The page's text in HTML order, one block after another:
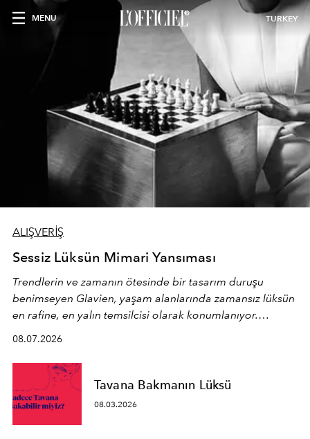
MENU TURKEY
ALIŞVERİŞ
Sessiz Lüksün Mimari Yansıması
Trendlerin ve zamanın ötesinde bir tasarım duruşu
benimseyen Glavien, yaşam alanlarında zamansız lüksün
en rafine, en yalın temsilcisi olarak konumlanıyor.
en yeni seçkisiyle bu imza felsefesini mekanlara taşıyor.
08.07.2026
Tavana Bakmanın Lüksü
08.03.2026